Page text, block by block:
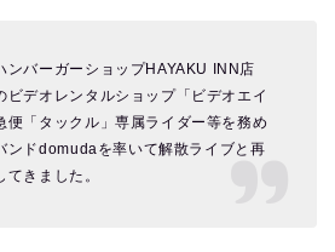
ンバーガーショップHAYAKU INN店
ビデオレンタルショップ「ビデオエイ
便「タックル」専属ライダー等を務め
ンドdomudaを率いて解散ライブと再
きました。